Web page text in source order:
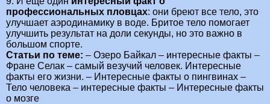
профессиональных пловцах: они бреют все тело, это
улучшает аэродинамику в воде. Бритое тело помогает
улучшить результат на доли секунды, но это важно в
большом спорте.
Статьи по теме: – Озеро Байкал – интересные факты –
Фране Селак – самый везучий человек. Интересные
факты его жизни. – Интересные факты о пингвинах –
Тело человека – интересные факты – Интересные факты
о мозге